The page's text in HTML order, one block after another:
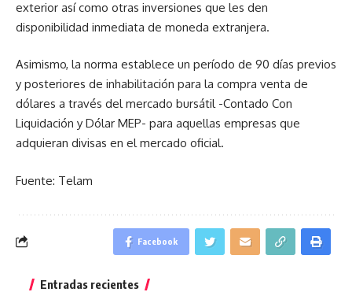
exterior así como otras inversiones que les den
disponibilidad inmediata de moneda extranjera.
Asimismo, la norma establece un período de 90 días previos
y posteriores de inhabilitación para la compra venta de
dólares a través del mercado bursátil -Contado Con
Liquidación y Dólar MEP- para aquellas empresas que
adquieran divisas en el mercado oficial.
Fuente: Telam
Facebook
Entradas recientes